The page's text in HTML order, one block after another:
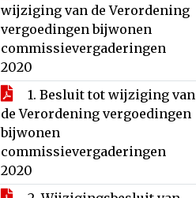
wijziging van de Verordening
vergoedingen bijwonen
commissievergaderingen
2020
1. Besluit tot wijziging van
de Verordening vergoedingen
bijwonen
commissievergaderingen
2020